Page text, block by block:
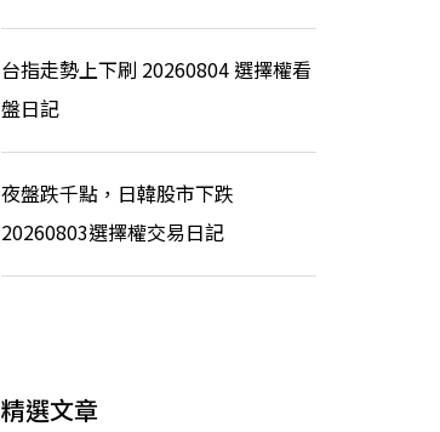
台指走勢上下刷 20260804 選擇權看
盤日記
夜盤跌千點，日韓股市下跌
20260803選擇權交易日記
精選文章